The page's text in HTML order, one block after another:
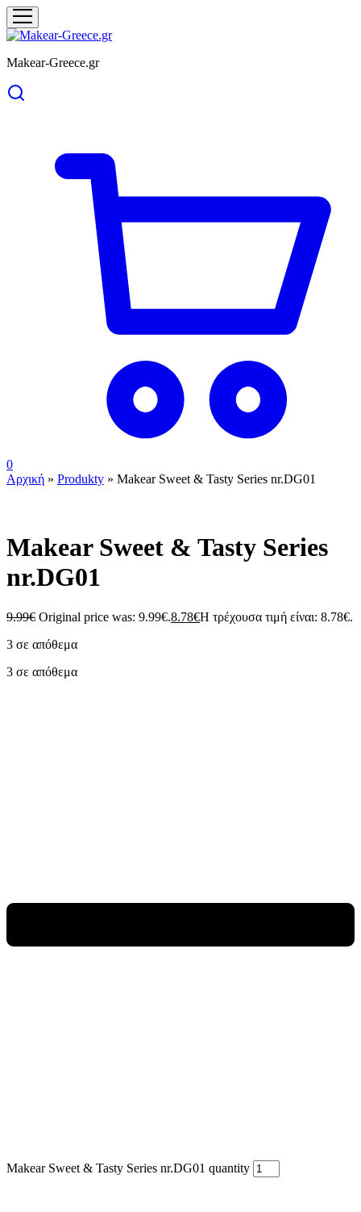
Makear-Greece.gr
0
Αρχική » Produkty » Makear Sweet & Tasty Series nr.DG01
Makear Sweet & Tasty Series
nr.DG01
9.99€ Original price was: 9.99€.8.78€Η τρέχουσα τιμή είναι: 8.78€.
3 σε απόθεμα
3 σε απόθεμα
Makear Sweet & Tasty Series nr.DG01 quantity